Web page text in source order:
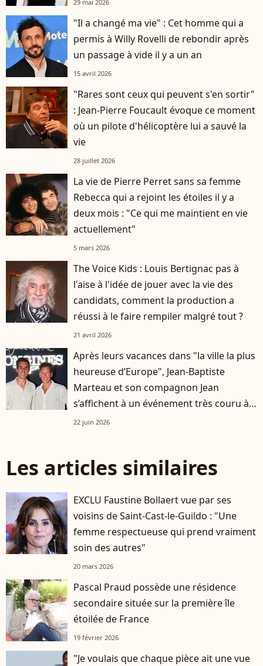
29 mai 2026
"Il a changé ma vie" : Cet homme qui a
permis à Willy Rovelli de rebondir après
un passage à vide il y a un an
15 avril 2026
"Rares sont ceux qui peuvent s'en sortir"
: Jean-Pierre Foucault évoque ce moment
où un pilote d'hélicoptère lui a sauvé la
vie
28 juillet 2026
La vie de Pierre Perret sans sa femme
Rebecca qui a rejoint les étoiles il y a
deux mois : "Ce qui me maintient en vie
actuellement"
5 mars 2026
The Voice Kids : Louis Bertignac pas à
l'aise à l'idée de jouer avec la vie des
candidats, comment la production a
réussi à le faire rempiler malgré tout ?
21 avril 2026
Après leurs vacances dans "la ville la plus
heureuse d’Europe", Jean-Baptiste
Marteau et son compagnon Jean
s’affichent à un événement très couru à
Paris
22 juin 2026
Les articles similaires
EXCLU Faustine Bollaert vue par ses
voisins de Saint-Cast-le-Guildo : "Une
femme respectueuse qui prend vraiment
soin des autres"
20 mars 2026
Pascal Praud possède une résidence
secondaire située sur la première île
étoilée de France
19 février 2026
"Je voulais que chaque pièce ait une vue